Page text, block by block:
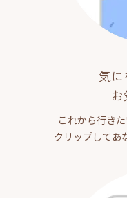
気
これから行き
クリップしてあ